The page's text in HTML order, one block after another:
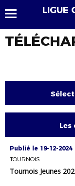
LIGUE
Publié le 19-12-2024
TOURNOIS
Tournois Jeunes